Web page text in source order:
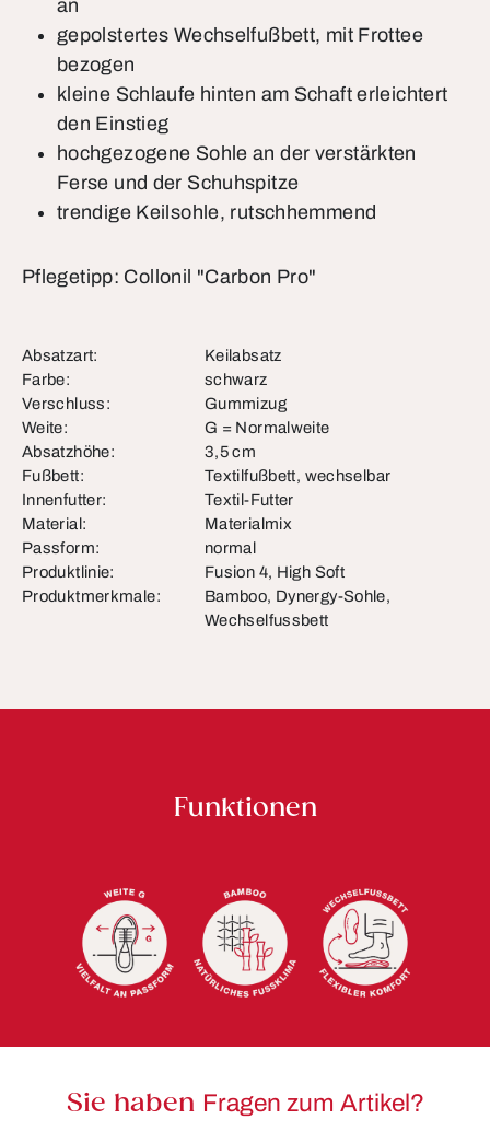
an
gepolstertes Wechselfußbett, mit Frottee
bezogen
kleine Schlaufe hinten am Schaft erleichtert
den Einstieg
hochgezogene Sohle an der verstärkten
Ferse und der Schuhspitze
trendige Keilsohle, rutschhemmend
Pflegetipp: Collonil "Carbon Pro"
Absatzart:
Keilabsatz
Farbe:
schwarz
Verschluss:
Gummizug
Weite:
G = Normalweite
Absatzhöhe:
3,5 cm
Fußbett:
Textilfußbett, wechselbar
Innenfutter:
Textil-Futter
Material:
Materialmix
Passform:
normal
Produktlinie:
Fusion 4, High Soft
Produktmerkmale:
Bamboo, Dynergy-Sohle,
Wechselfussbett
Funktionen
Sie haben Fragen zum Artikel?